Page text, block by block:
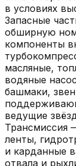
в условиях
Запасные
обширную
компоненты
масляные,
водяные
башмаки,
ведущие
Трансмиссия
ленты,
и карданные
отвала и